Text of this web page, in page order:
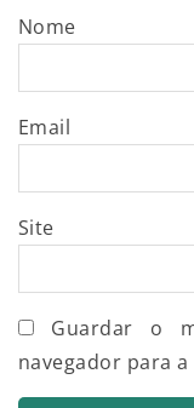
Site
Guardar o
navegador para